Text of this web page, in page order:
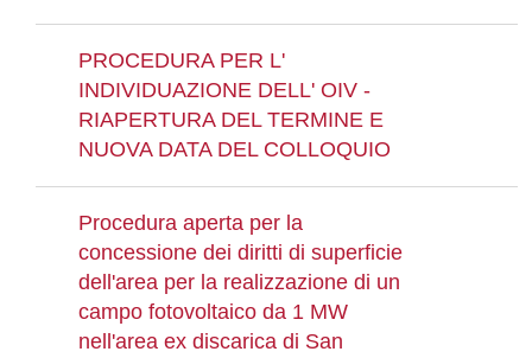
PROCEDURA PER L'
INDIVIDUAZIONE DELL' OIV -
RIAPERTURA DEL TERMINE E
NUOVA DATA DEL COLLOQUIO
Procedura aperta per la
concessione dei diritti di superficie
dell'area per la realizzazione di un
campo fotovoltaico da 1 MW
nell'area ex discarica di San